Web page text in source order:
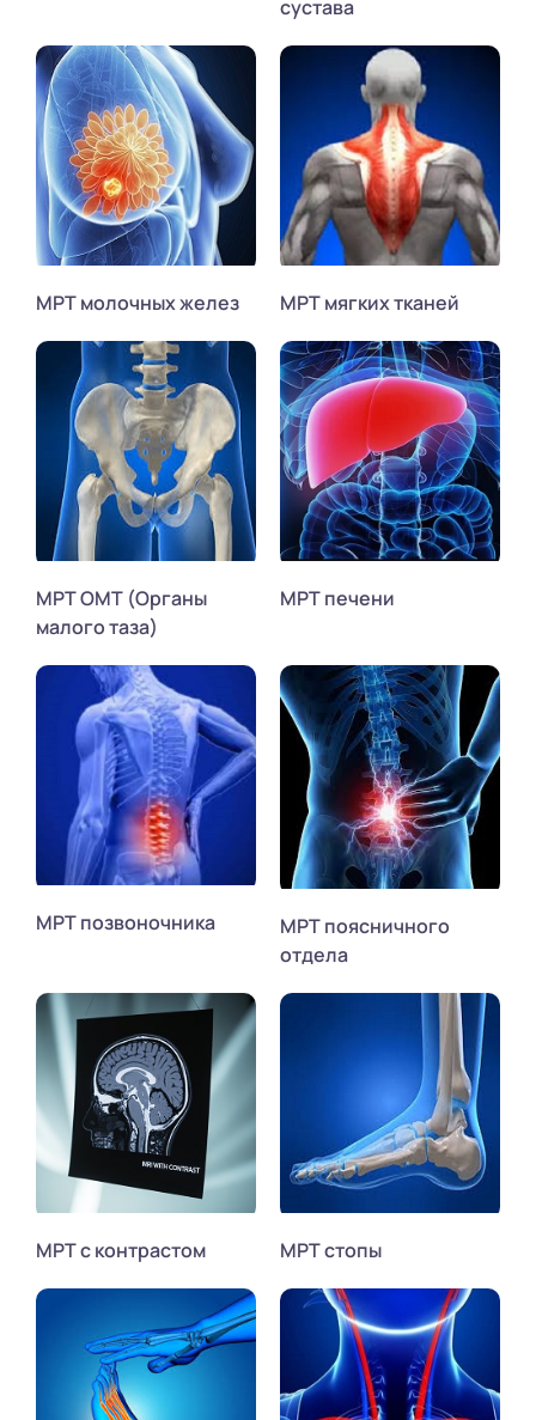
сустава
МРТ молочных желез МРТ мягких тканей
МРТ ОМТ (Органы
малого таза)
МРТ печени
МРТ позвоночника
МРТ поясничного
отдела
МРТ с контрастом МРТ стопы